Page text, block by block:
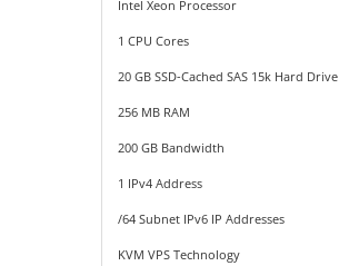
Intel Xeon Processor
1 CPU Cores
20 GB SSD-Cached SAS 15k Hard Drive
256 MB RAM
200 GB Bandwidth
1 IPv4 Address
/64 Subnet IPv6 IP Addresses
KVM VPS Technology